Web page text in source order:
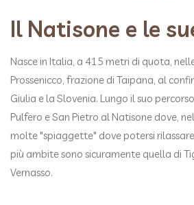
Il Natisone e le
Nasce in Italia, a 415 metri di quota,
Prossenicco, frazione di Taipana, al
Giulia e la Slovenia. Lungo il suo
Pulfero e San Pietro al Natisone dove,
molte "spiaggette" dove potersi
più ambite sono sicuramente quella di
Vernasso.